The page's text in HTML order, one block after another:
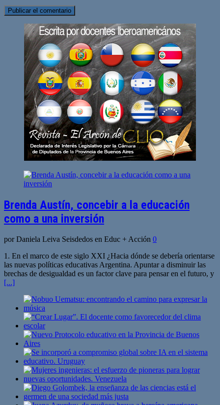
Brenda Austín, concebir a la educación
como a una inversión
por Daniela Leiva Seisdedos en Educ + Acción 0
1. En el marco de este siglo XXI ¿Hacia dónde se debería orientarse
las nuevas políticas educativas Argentina. Apuntar a disminuir las
brechas de desigualdad es un factor clave para pensar en el futuro, y
[...]